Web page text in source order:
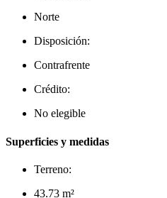
Norte
Disposición:
Contrafrente
Crédito:
No elegible
Superficies y medidas
Terreno:
43.73 m²